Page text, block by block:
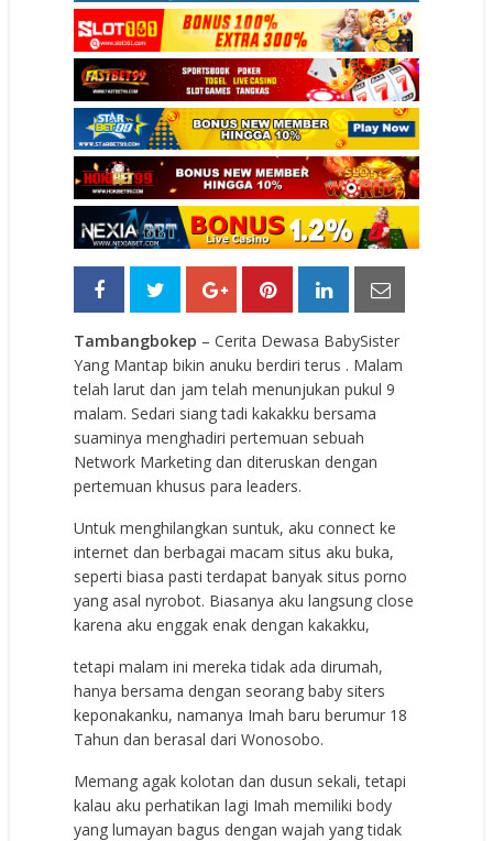
Tambangbokep – Cerita Dewasa BabySister
Yang Mantap bikin anuku berdiri terus . Malam
telah larut dan jam telah menunjukan pukul 9
malam. Sedari siang tadi kakakku bersama
suaminya menghadiri pertemuan sebuah
Network Marketing dan diteruskan dengan
pertemuan khusus para leaders.
Untuk menghilangkan suntuk, aku connect ke
internet dan berbagai macam situs aku buka,
seperti biasa pasti terdapat banyak situs porno
yang asal nyrobot. Biasanya aku langsung close
karena aku enggak enak dengan kakakku,
tetapi malam ini mereka tidak ada dirumah,
hanya bersama dengan seorang baby siters
keponakanku, namanya Imah baru berumur 18
Tahun dan berasal dari Wonosobo.
Memang agak kolotan dan dusun sekali, tetapi
kalau aku perhatikan lagi Imah memiliki body
yang lumayan bagus dengan wajah yang tidak